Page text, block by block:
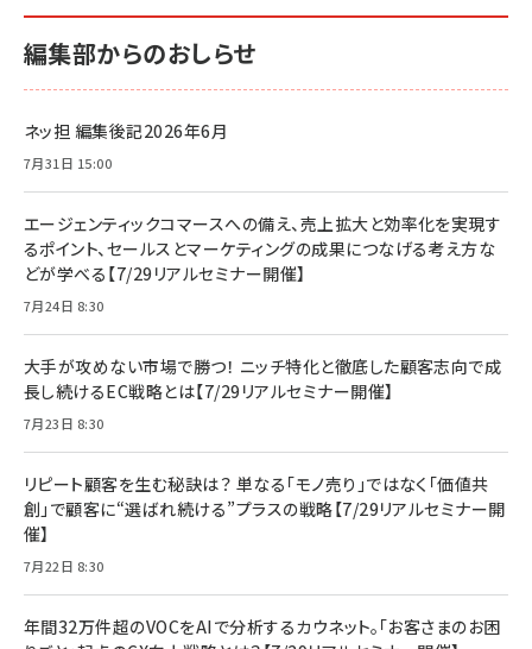
編集部からのおしらせ
ネッ担 編集後記2026年6月
7月31日 15:00
エージェンティックコマースへの備え、売上拡大と効率化を実現す
るポイント、セールスとマーケティングの成果につなげる考え方な
どが学べる【7/29リアルセミナー開催】
7月24日 8:30
大手が攻めない市場で勝つ！ ニッチ特化と徹底した顧客志向で成
長し続けるEC戦略とは【7/29リアルセミナー開催】
7月23日 8:30
リピート顧客を生む秘訣は？ 単なる「モノ売り」ではなく「価値共
創」で顧客に“選ばれ続ける”プラスの戦略【7/29リアルセミナー開
催】
7月22日 8:30
年間32万件超のVOCをAIで分析するカウネット。「お客さまのお困